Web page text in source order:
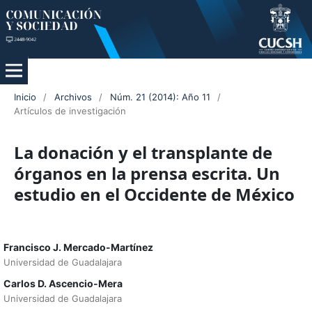
Inicio / Archivos / Núm. 21 (2014): Año 11
/
Artículos de investigación
La donación y el transplante de
órganos en la prensa escrita. Un
estudio en el Occidente de México
Francisco J. Mercado-Martínez
Universidad de Guadalajara
Carlos D. Ascencio-Mera
Universidad de Guadalajara